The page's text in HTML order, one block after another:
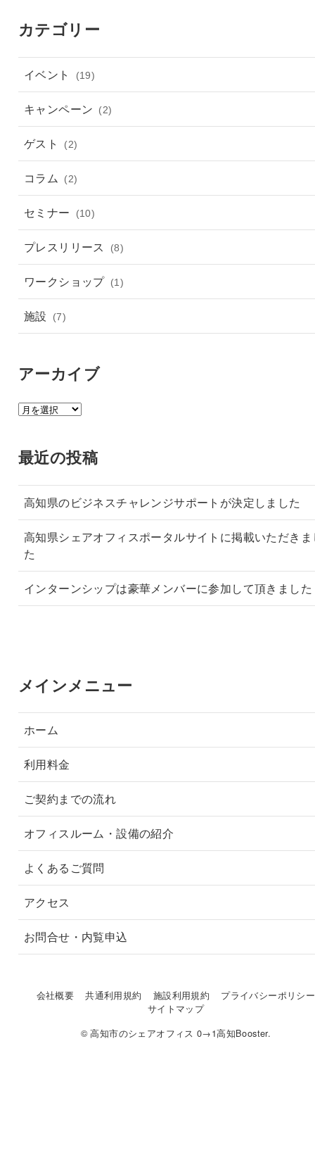
カテゴリー
イベント (19)
キャンペーン (2)
ゲスト (2)
コラム (2)
セミナー (10)
プレスリリース (8)
ワークショップ (1)
施設 (7)
アーカイブ
ア
イ
最近の投稿
高知県のビジネスチャレンジサポートが決定しました
高知県シェアオフィスポータルサイトに掲載いただきま
た
インターンシップは豪華メンバーに参加して頂きました
メインメニュー
ホーム
利用料金
ご契約までの流れ
オフィスルーム・設備の紹介
よくあるご質問
アクセス
お問合せ・内覧申込
会社概要 共通利用規約 施設利用規約
プライバシーポリシー
サイトマップ
© 高知市のシェアオフィス 0→1高知Booster.